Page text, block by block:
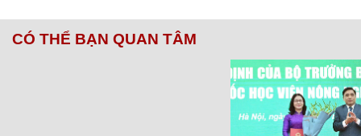
CÓ THỂ BẠN QUAN TÂM